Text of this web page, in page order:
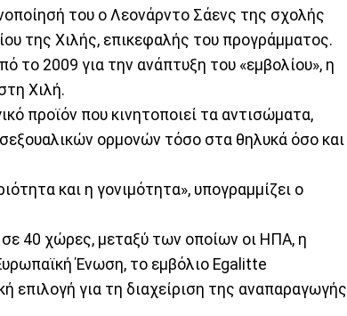
του ο Λεονάρντο Σάενς της σχολής
της Χιλής, επικεφαλής του προγράμματος.
το 2009 για την ανάπτυξη του «εμβολίου», η
Χιλή.
προϊόν που κινητοποιεί τα αντισώματα,
ορμονών τόσο στα θηλυκά όσο και
και η γονιμότητα», υπογραμμίζει ο
40 χώρες, μεταξύ των οποίων οι ΗΠΑ, η
Ένωση, το εμβόλιο Egalitte
επιλογή για τη διαχείριση της αναπαραγωγής